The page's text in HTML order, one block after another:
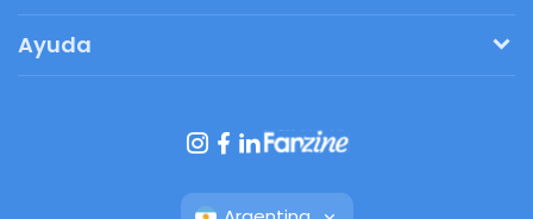
Regalos originales
Ayuda
Botón de arrepentimiento